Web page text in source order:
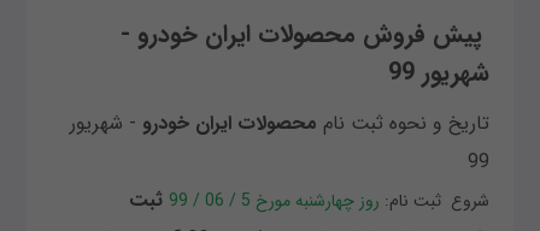
پیش فروش محصولات ایران خودرو -
شهریور 99
تاريخ و نحوه ثبت نام محصولات ایران خودرو - شهریور
99
شروع ثبت نام: روز چهارشنبه مورخ 5 / 06 / 99
ثبت